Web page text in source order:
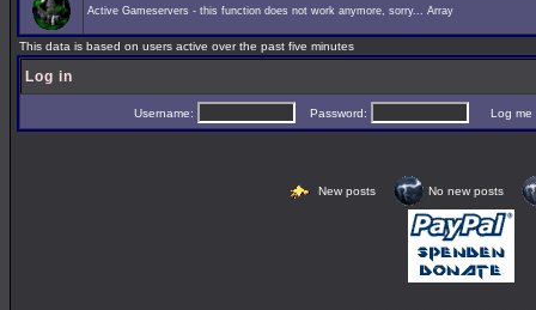
Active Gameservers - this function does not work anymore, sorry... Array
This data is based on users active over the past five minutes
Log in
Username: Password: Log me
New posts No new posts